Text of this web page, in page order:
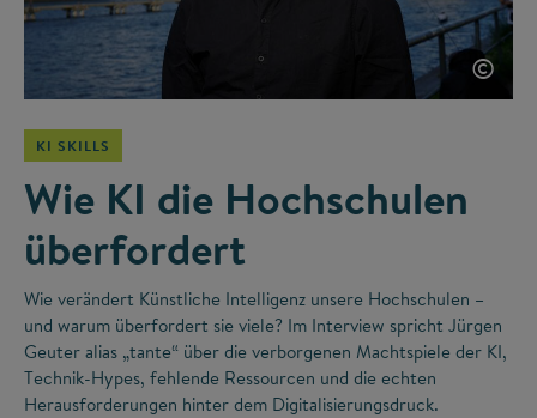
©
KI SKILLS
Wie KI die Hochschulen
überfordert
Wie verändert Künstliche Intelligenz unsere Hochschulen –
und warum überfordert sie viele? Im Interview spricht Jürgen
Geuter alias „tante“ über die verborgenen Machtspiele der KI,
Technik-Hypes, fehlende Ressourcen und die echten
Herausforderungen hinter dem Digitalisierungsdruck.